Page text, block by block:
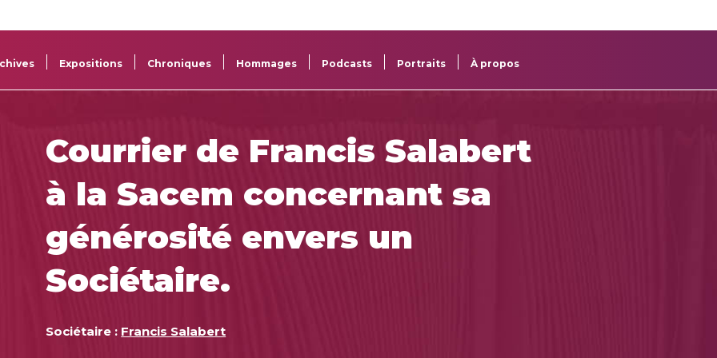
Sacem
projets
Sacem
des œuvres
Expositions Chroniques Hommages Podcasts Portraits À propos
Courrier de Francis Salabert
à la Sacem concernant sa
générosité envers un
Sociétaire.
Sociétaire : Francis Salabert